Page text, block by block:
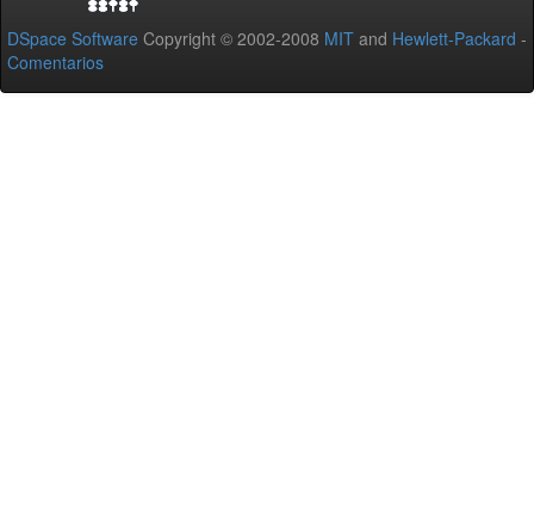
DSpace Software Copyright © 2002-2008 MIT and Hewlett-Packard -
Comentarios